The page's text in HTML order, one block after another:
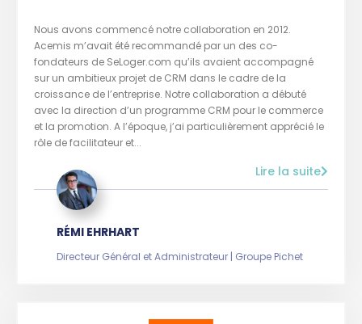
Nous avons commencé notre collaboration en 2012.
Acemis m’avait été recommandé par un des co-
fondateurs de SeLoger.com qu’ils avaient accompagné
sur un ambitieux projet de CRM dans le cadre de la
croissance de l’entreprise. Notre collaboration a débuté
avec la direction d’un programme CRM pour le commerce
et la promotion. A l’époque, j’ai particulièrement apprécié le
rôle de facilitateur et...
Lire la suite
RÉMI EHRHART
Directeur Général et Administrateur | Groupe Pichet